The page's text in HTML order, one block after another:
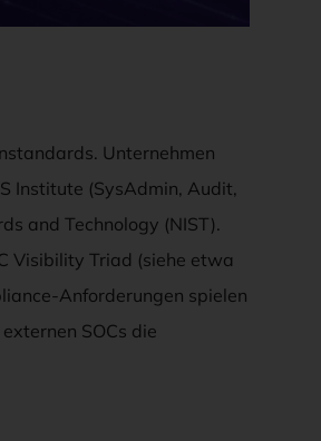
Unternehmen
Institute (SysAdmin, Audit,
and Technology (NIST).
Visibility Triad (siehe etwa
Anforderungen spielen
SOCs die